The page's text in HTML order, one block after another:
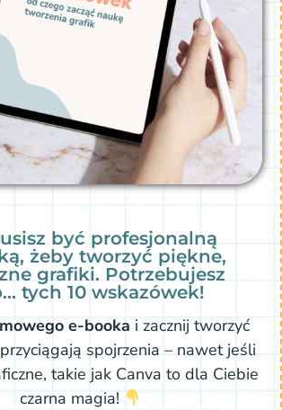
być profesjonalną
żeby tworzyć piękne,
grafiki. Potrzebujesz
tych 10 wskazówek!
e-booka i zacznij tworzyć
spojrzenia – nawet jeśli
takie jak Canva to dla Ciebie
czarna magia!